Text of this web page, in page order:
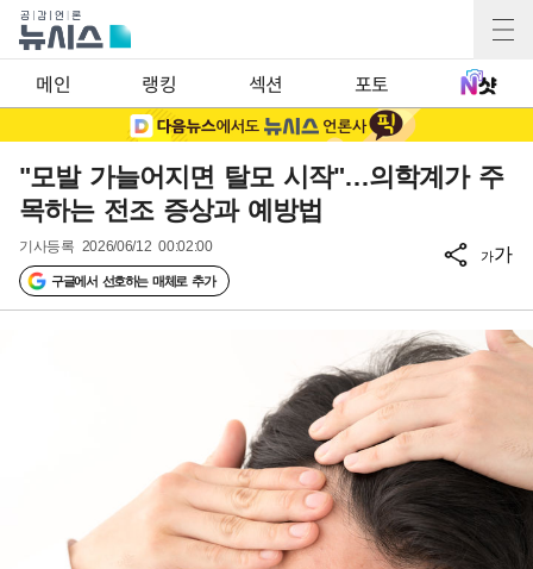
메인 랭킹 섹션 포토
"모발 가늘어지면 탈모 시작"…의학계가 주
목하는 전조 증상과 예방법
기사등록 2026/06/12 00:02:00
구글에서 선호하는 매체로 추가
가가